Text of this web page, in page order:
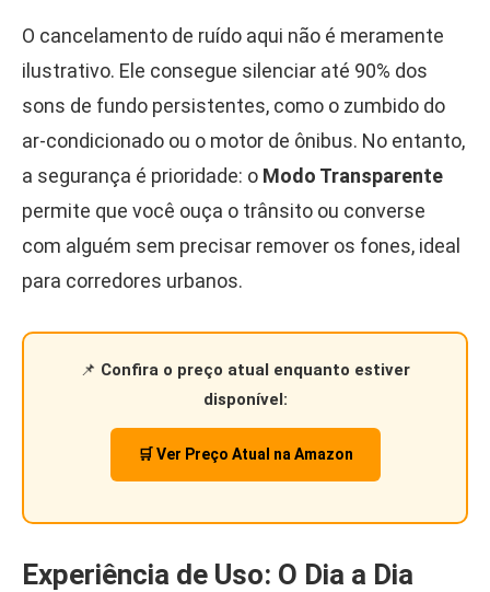
O cancelamento de ruído aqui não é meramente
ilustrativo. Ele consegue silenciar até 90% dos
sons de fundo persistentes, como o zumbido do
ar-condicionado ou o motor de ônibus. No entanto,
a segurança é prioridade: o Modo Transparente
permite que você ouça o trânsito ou converse
com alguém sem precisar remover os fones, ideal
para corredores urbanos.
📌 Confira o preço atual enquanto estiver
disponível:
🛒 Ver Preço Atual na Amazon
Experiência de Uso: O Dia a Dia